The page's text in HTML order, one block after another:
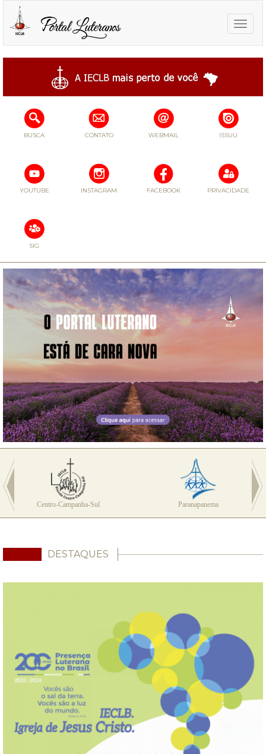
Toggle
BUSCA CONTATO WEBMAIL ISSUU
YOUTUBE INSTAGRAM FACEBOOK PRIVACIDADE
SIG
Centro-Campanha-Sul Paranapanema
DESTAQUES